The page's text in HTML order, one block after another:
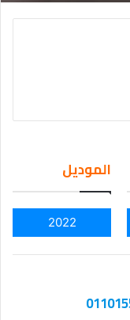
الموديل
2022